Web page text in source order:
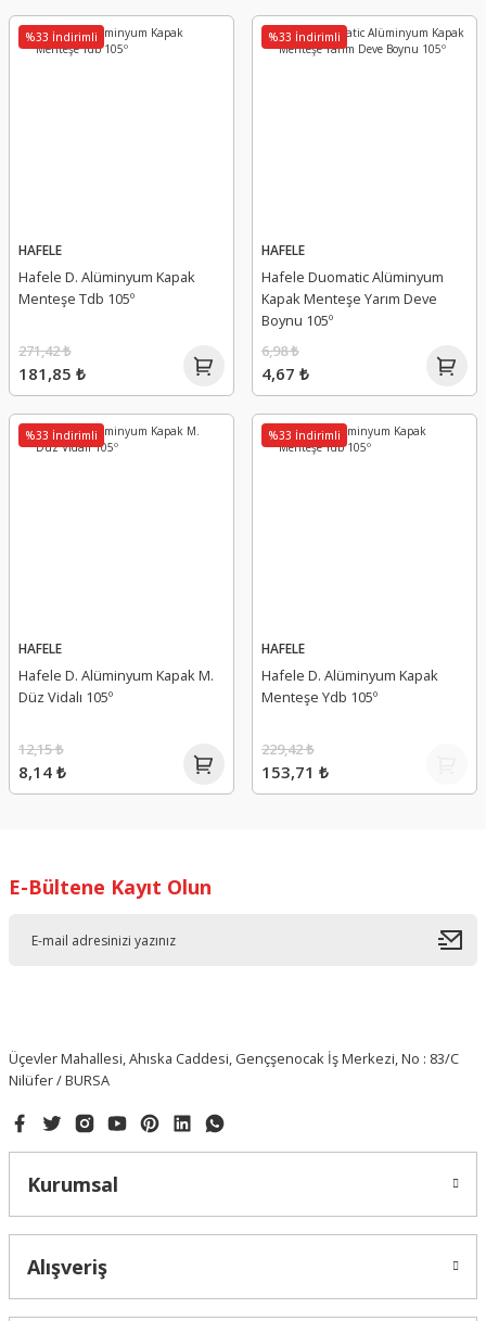
%33 İndirimli
HAFELE
Hafele D. Alüminyum Kapak
Menteşe Tdb 105º
181,85 ₺
271,42 ₺
%33 İndirimli
HAFELE
Hafele Duomatic Alüminyum
Kapak Menteşe Yarım Deve
Boynu 105º
4,67 ₺
6,98 ₺
%33 İndirimli
HAFELE
Hafele D. Alüminyum Kapak M.
Düz Vidalı 105º
8,14 ₺
12,15 ₺
%33 İndirimli
HAFELE
Hafele D. Alüminyum Kapak
Menteşe Ydb 105º
153,71 ₺
229,42 ₺
E-Bültene Kayıt Olun
Üçevler Mahallesi, Ahıska Caddesi, Gençşenocak İş Merkezi, No : 83/C
Nilüfer / BURSA
Kurumsal
Alışveriş